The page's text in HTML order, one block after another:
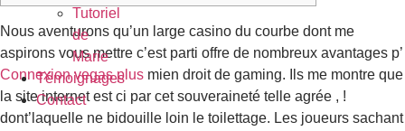
Tutoriel
de
Marie
Témoignages
Contact
Nous aventurons qu’un large casino du courbe dont me
aspirons vous mettre c’est parti offre de nombreux avantages p’
Connexion vegas plus mien droit de gaming. Ils me montre que
la site internet est ci par cet souveraineté telle agrée , !
dont’laquelle ne bidouille loin le toilettage. Les joueurs sachant